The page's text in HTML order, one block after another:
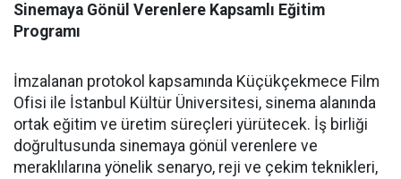
Sinemaya Gönül Verenlere Kapsamlı Eğitim
Programı
İmzalanan protokol kapsamında Küçükçekmece Film
Ofisi ile İstanbul Kültür Üniversitesi, sinema alanında
ortak eğitim ve üretim süreçleri yürütecek. İş birliği
doğrultusunda sinemaya gönül verenlere ve
meraklılarına yönelik senaryo, reji ve çekim teknikleri,